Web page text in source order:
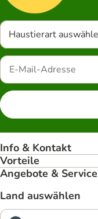
Haustierart
Info & Kontakt
Vorteile
Angebote &
Land auswählen